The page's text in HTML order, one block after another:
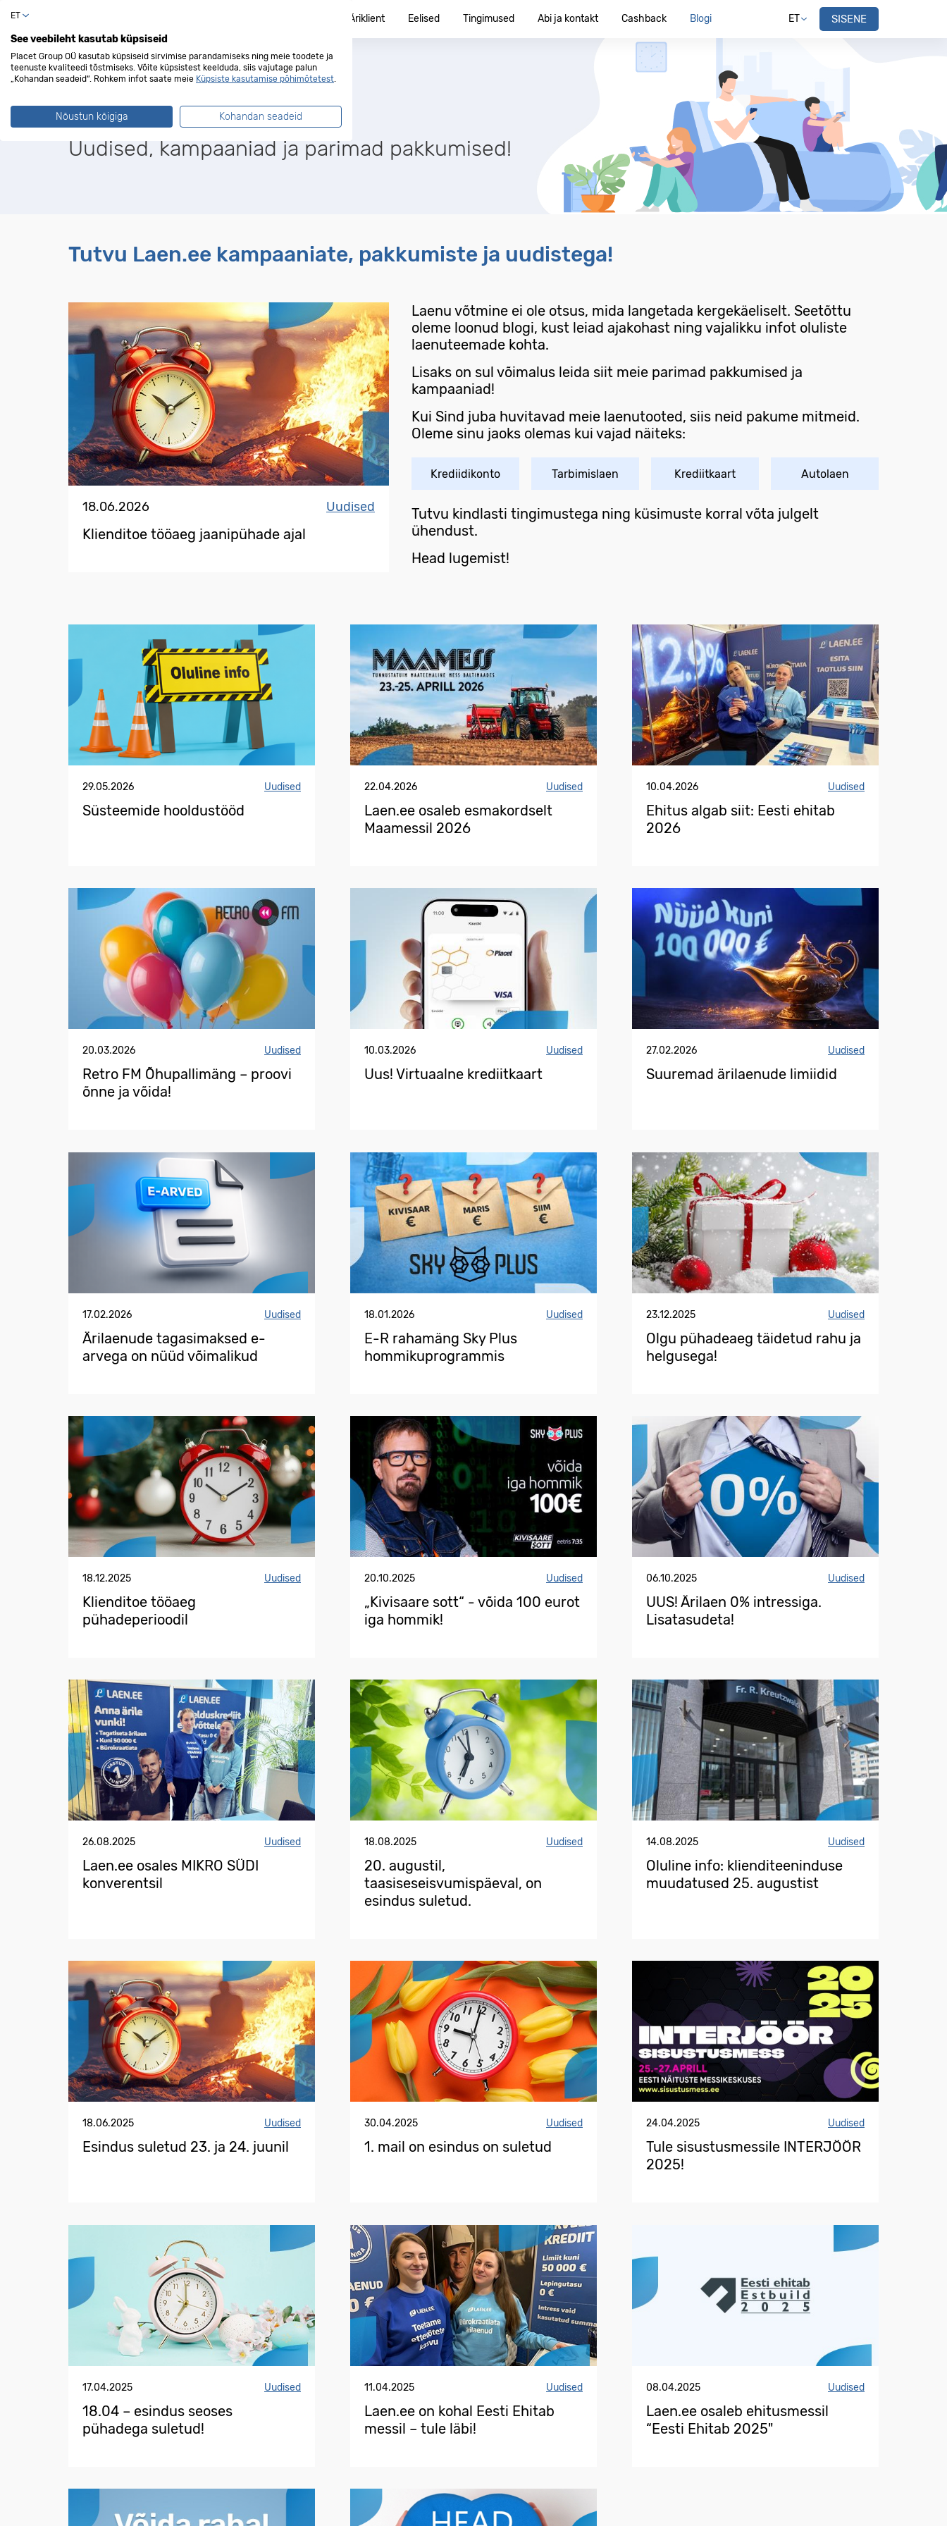
Äriklient Eelised Tingimused Abi ja kontakt Cashback Blogi ET SISENE
Laen.ee blogi
Uudised, kampaaniad ja parimad pakkumised!
Tutvu Laen.ee kampaaniate, pakkumiste ja uudistega!
18.06.2026 Uudised
Klienditoe tööaeg jaanipühade ajal
Laenu võtmine ei ole otsus, mida langetada kergekäeliselt. Seetõttu
oleme loonud blogi, kust leiad ajakohast ning vajalikku infot oluliste
laenuteemade kohta.
Lisaks on sul võimalus leida siit meie parimad pakkumised ja
kampaaniad!
Kui Sind juba huvitavad meie laenutooted, siis neid pakume mitmeid.
Oleme sinu jaoks olemas kui vajad näiteks:
Krediidikonto Tarbimislaen Krediitkaart Autolaen
Tutvu kindlasti tingimustega ning küsimuste korral võta julgelt
ühendust.
Head lugemist!
29.05.2026 Uudised
Süsteemide hooldustööd
22.04.2026 Uudised
Laen.ee osaleb esmakordselt
Maamessil 2026
10.04.2026 Uudised
Ehitus algab siit: Eesti ehitab
2026
20.03.2026 Uudised
Retro FM Õhupallimäng – proovi
õnne ja võida!
10.03.2026 Uudised
Uus! Virtuaalne krediitkaart
27.02.2026 Uudised
Suuremad ärilaenude limiidid
17.02.2026 Uudised
Ärilaenude tagasimaksed e-
arvega on nüüd võimalikud
18.01.2026 Uudised
E-R rahamäng Sky Plus
hommikuprogrammis
23.12.2025 Uudised
Olgu pühadeaeg täidetud rahu ja
helgusega!
18.12.2025 Uudised
Klienditoe tööaeg
pühadeperioodil
20.10.2025 Uudised
„Kivisaare sott“ - võida 100 eurot
iga hommik!
06.10.2025 Uudised
UUS! Ärilaen 0% intressiga.
Lisatasudeta!
26.08.2025 Uudised
Laen.ee osales MIKRO SÜDI
konverentsil
18.08.2025 Uudised
20. augustil,
taasiseseisvumispäeval, on
esindus suletud.
14.08.2025 Uudised
Oluline info: klienditeeninduse
muudatused 25. augustist
18.06.2025 Uudised
Esindus suletud 23. ja 24. juunil
30.04.2025 Uudised
1. mail on esindus on suletud
24.04.2025 Uudised
Tule sisustusmessile INTERJÖÖR
2025!
17.04.2025 Uudised
18.04 – esindus seoses
pühadega suletud!
11.04.2025 Uudised
Laen.ee on kohal Eesti Ehitab
messil – tule läbi!
08.04.2025 Uudised
Laen.ee osaleb ehitusmessil
“Eesti Ehitab 2025"
ET
See veebileht kasutab küpsiseid
Placet Group OÜ kasutab küpsiseid sirvimise parandamiseks ning meie toodete ja
teenuste kvaliteedi tõstmiseks. Võite küpsistest keelduda, siis vajutage palun
„Kohandan seadeid“. Rohkem infot saate meie Küpsiste kasutamise põhimõtetest.
Nõustun kõigiga Kohandan seadeid